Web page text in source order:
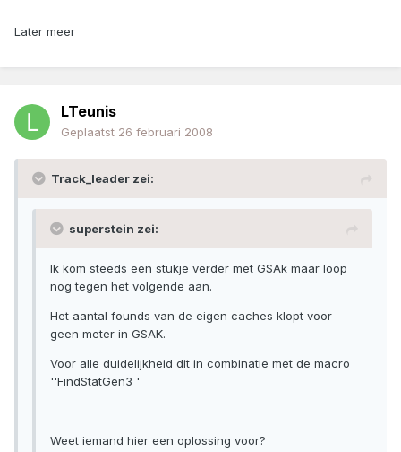
Later meer
LTeunis
Geplaatst 26 februari 2008
Track_leader zei:
superstein zei:
Ik kom steeds een stukje verder met GSAk maar loop
nog tegen het volgende aan.
Het aantal founds van de eigen caches klopt voor
geen meter in GSAK.
Voor alle duidelijkheid dit in combinatie met de macro
''FindStatGen3 '
Weet iemand hier een oplossing voor?